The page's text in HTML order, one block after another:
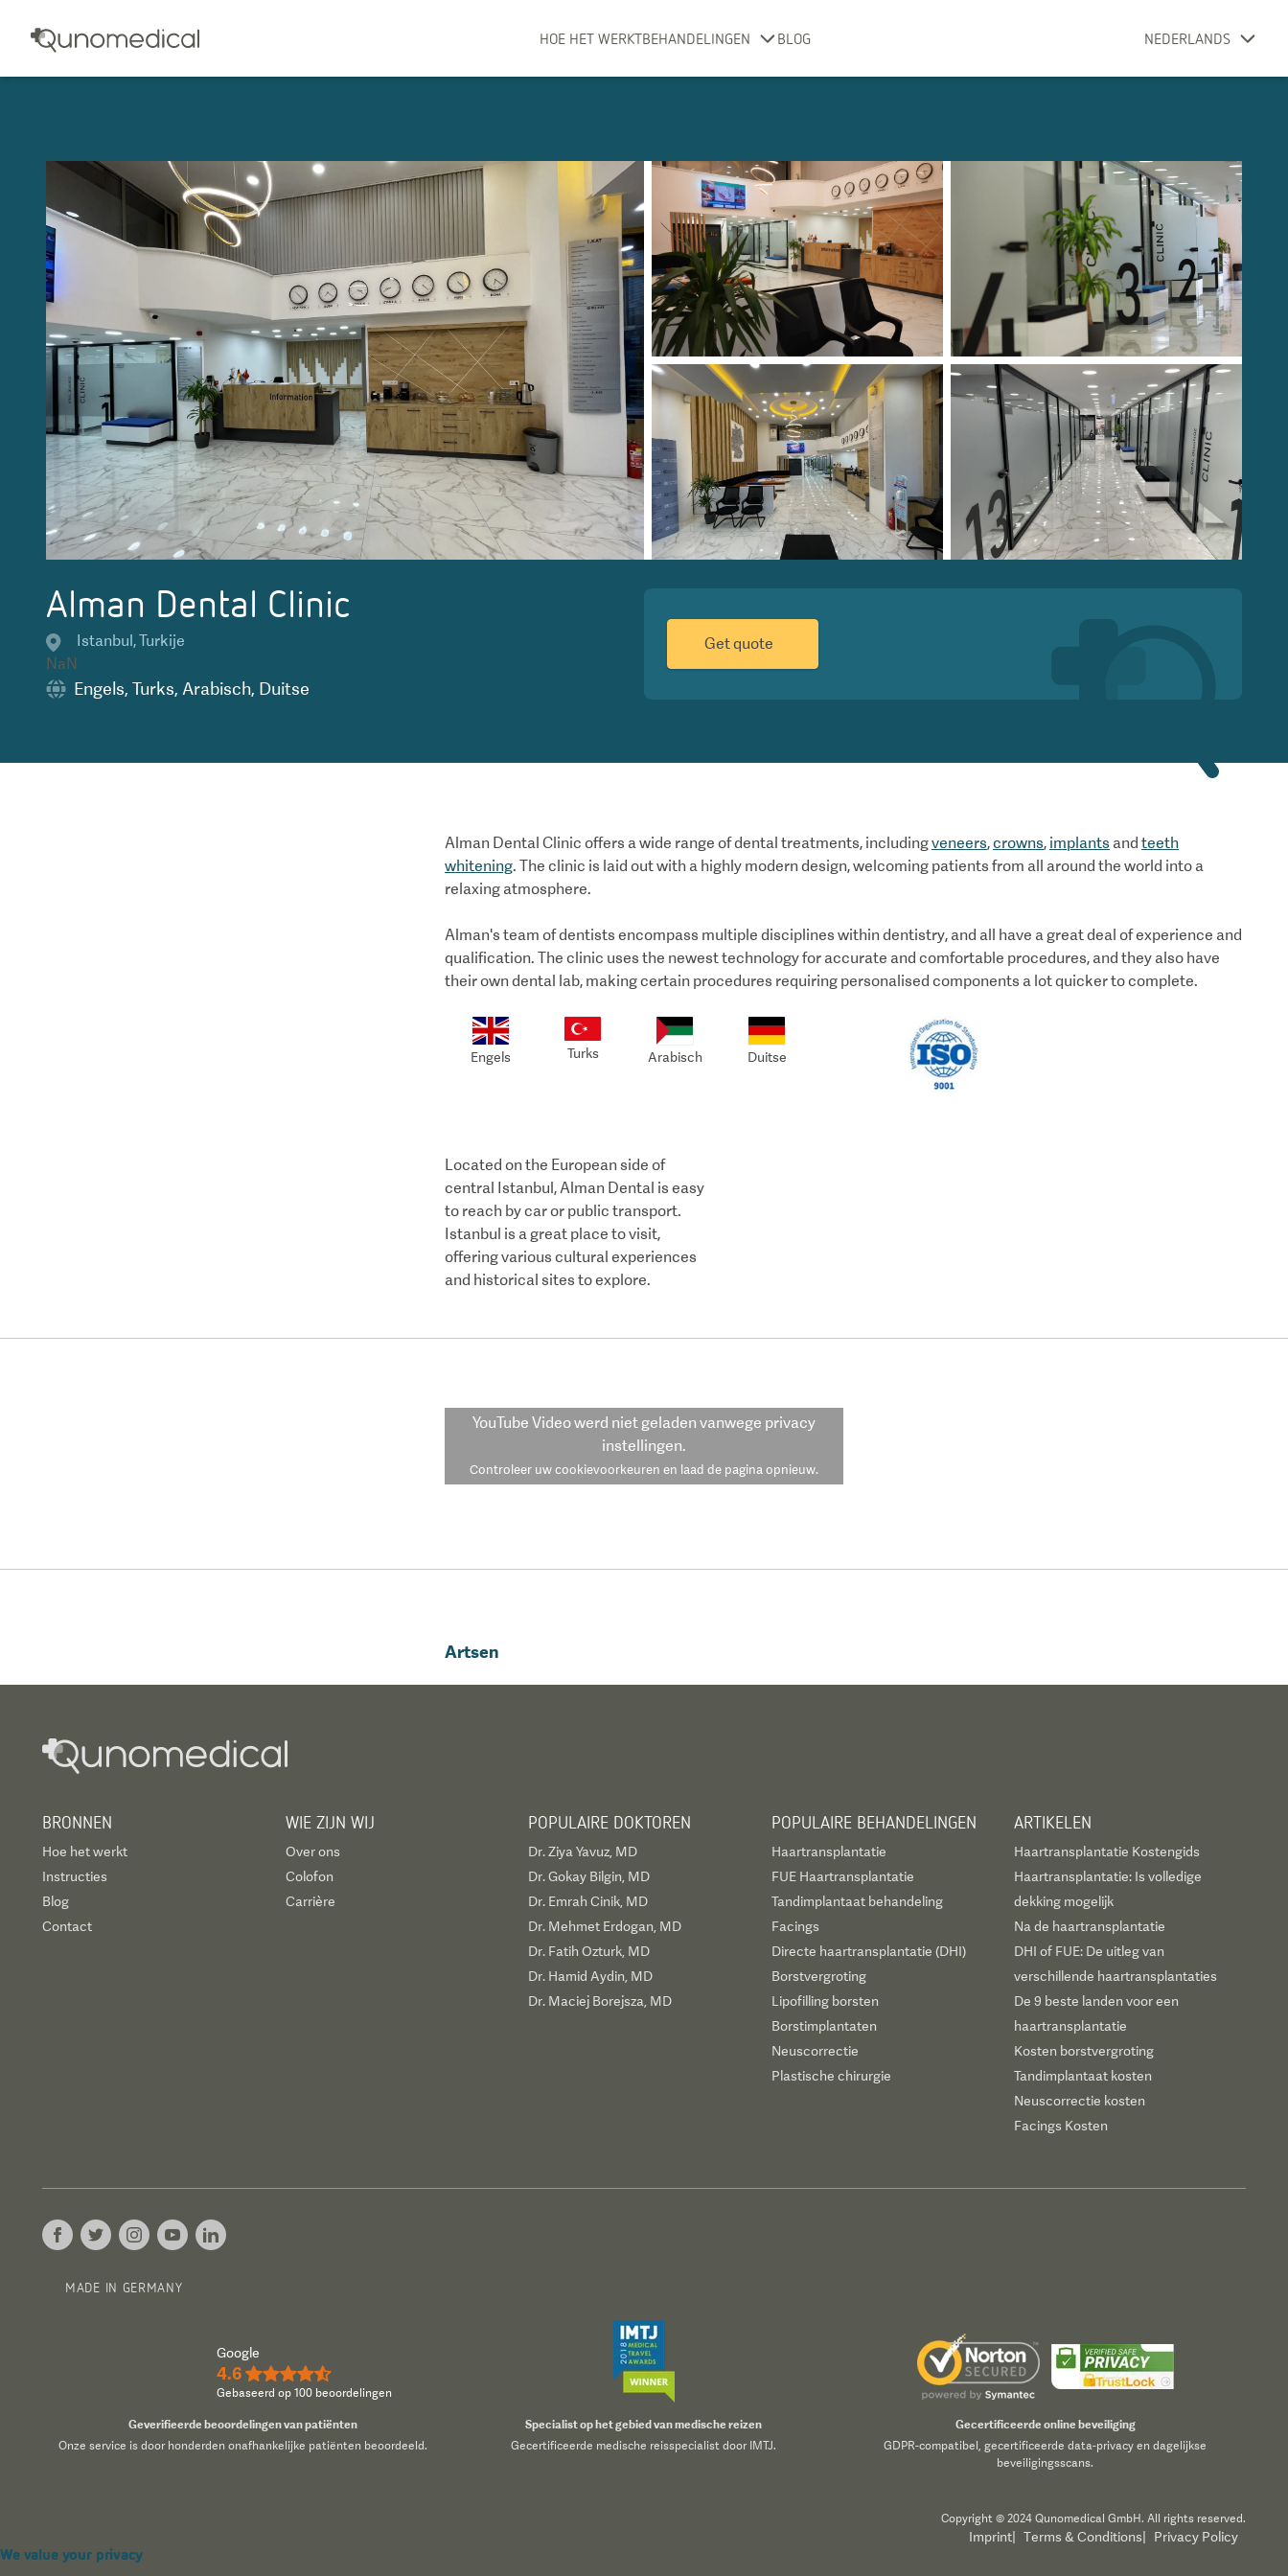
HOE HET WERKTBEHANDELINGEN BLOG NEDERLANDS
Alman Dental Clinic
Istanbul,Turkije
NaN
Engels, Turks, Arabisch, Duitse
Get quote
Alman Dental Clinic offers a wide range of dental treatments, includingveneers,crowns, implants and teeth
whitening. The clinic is laid out with a highly modern design, welcoming patients from all around the world into a
relaxing atmosphere.
Alman's team of dentists encompass multiple disciplines within dentistry, and all have a great deal of experience and
qualification. The clinic uses the newest technology for accurate and comfortable procedures, and they also have
their own dental lab, making certain procedures requiring personalised components a lot quicker to complete.
Engels Turks Arabisch Duitse
Located on the European side of
central Istanbul, Alman Dental is easy
to reach by car or public transport.
Istanbul is a great place to visit,
offering various cultural experiences
and historical sites to explore.
YouTube Videowerd niet geladen vanwege privacy
instellingen.
Controleer uw cookievoorkeuren en laad de pagina opnieuw.
Artsen
BRONNEN
Hoe het werkt
Instructies
Blog
Contact
WIE ZIJN WIJ
Over ons
Colofon
Carrière
POPULAIRE DOKTOREN
Dr. Ziya Yavuz, MD
Dr. Gokay Bilgin, MD
Dr. Emrah Cinik, MD
Dr. Mehmet Erdogan, MD
Dr. Fatih Ozturk, MD
Dr. Hamid Aydin, MD
Dr. Maciej Borejsza, MD
POPULAIRE BEHANDELINGEN
Haartransplantatie
FUE Haartransplantatie
Tandimplantaat behandeling
Facings
Directe haartransplantatie (DHI)
Borstvergroting
Lipofilling borsten
Borstimplantaten
Neuscorrectie
Plastische chirurgie
ARTIKELEN
Haartransplantatie Kostengids
Haartransplantatie: Is volledige
dekking mogelijk
Na de haartransplantatie
DHI of FUE: De uitleg van
verschillende haartransplantaties
De 9 beste landen voor een
haartransplantatie
Kosten borstvergroting
Tandimplantaat kosten
Neuscorrectie kosten
Facings Kosten
MADE IN GERMANY
Google
4.6 ★★★★½
Gebaseerd op 100 beoordelingen
Geverifieerde beoordelingen van patiënten
Onze service is door honderden onafhankelijke patiënten beoordeeld.
Specialist op het gebied van medische reizen
Gecertificeerde medische reisspecialist door IMTJ.
Gecertificeerde online beveiliging
GDPR-compatibel, gecertificeerde data-privacy en dagelijkse
beveiligingsscans.
Copyright © 2024 Qunomedical GmbH. All rights reserved.
Imprint Terms & Conditions Privacy Policy
We value your privacy